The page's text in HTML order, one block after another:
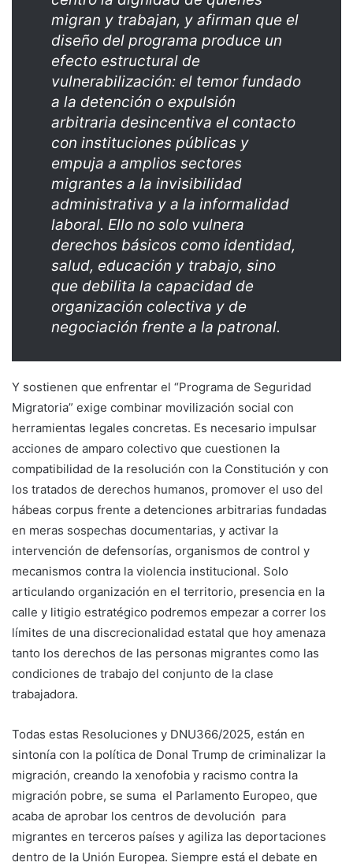
migran y trabajan, y afirman que el
diseño del programa produce un
efecto estructural de
vulnerabilización: el temor fundado
a la detención o expulsión
arbitraria desincentiva el contacto
con instituciones públicas y
empuja a amplios sectores
migrantes a la invisibilidad
administrativa y a la informalidad
laboral. Ello no solo vulnera
derechos básicos como identidad,
salud, educación y trabajo, sino
que debilita la capacidad de
organización colectiva y de
negociación frente a la patronal.
Y sostienen que enfrentar el “Programa de Seguridad
Migratoria” exige combinar movilización social con
herramientas legales concretas. Es necesario impulsar
acciones de amparo colectivo que cuestionen la
compatibilidad de la resolución con la Constitución y con
los tratados de derechos humanos, promover el uso del
hábeas corpus frente a detenciones arbitrarias fundadas
en meras sospechas documentarias, y activar la
intervención de defensorías, organismos de control y
mecanismos contra la violencia institucional. Solo
articulando organización en el territorio, presencia en la
calle y litigio estratégico podremos empezar a correr los
límites de una discrecionalidad estatal que hoy amenaza
tanto los derechos de las personas migrantes como las
condiciones de trabajo del conjunto de la clase
trabajadora.
Todas estas Resoluciones y DNU366/2025, están en
sintonía con la política de Donal Trump de criminalizar la
migración, creando la xenofobia y racismo contra la
migración pobre, se suma el Parlamento Europeo, que
acaba de aprobar los centros de devolución para
migrantes en terceros países y agiliza las deportaciones
dentro de la Unión Europea. Siempre está el debate en